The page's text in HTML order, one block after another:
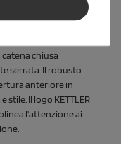
chiusa
serrata. Il robusto
anteriore in
Il logo KETTLER
l'attenzione ai